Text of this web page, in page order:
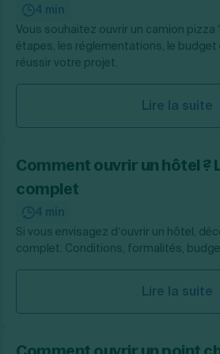
4 min
Vous souhaitez ouvrir un camion pizza
étapes, les réglementations, le
réussir votre projet.
Lire la suite
Comment ouvrir un hôtel ?
complet
4 min
Si vous envisagez d’ouvrir un hôtel,
complet. Conditions, formalités,
Lire la suite